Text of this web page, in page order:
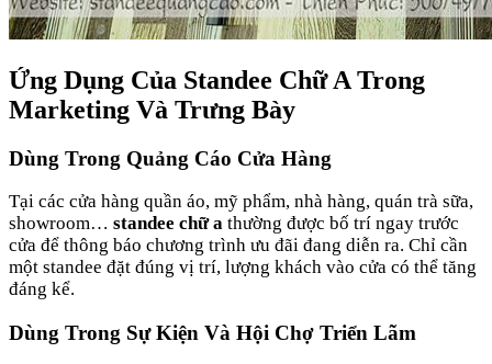
Ứng Dụng Của Standee Chữ A Trong
Marketing Và Trưng Bày
Dùng Trong Quảng Cáo Cửa Hàng
Tại các cửa hàng quần áo, mỹ phẩm, nhà hàng, quán trà sữa,
showroom… standee chữ a thường được bố trí ngay trước
cửa để thông báo chương trình ưu đãi đang diễn ra. Chỉ cần
một standee đặt đúng vị trí, lượng khách vào cửa có thể tăng
đáng kể.
Dùng Trong Sự Kiện Và Hội Chợ Triển Lãm